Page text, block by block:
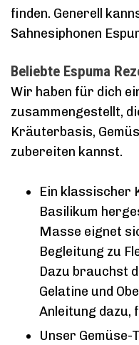
finden. Generell
Sahnesiphonen
Beliebte Espuma
Wir haben für dich
zusammengestellt,
Kräuterbasis,
zubereiten kannst.
Ein klassischer
Basilikum
Masse eignet
Begleitung zu
Dazu brauchst
Gelatine und
Anleitung dazu,
Unser